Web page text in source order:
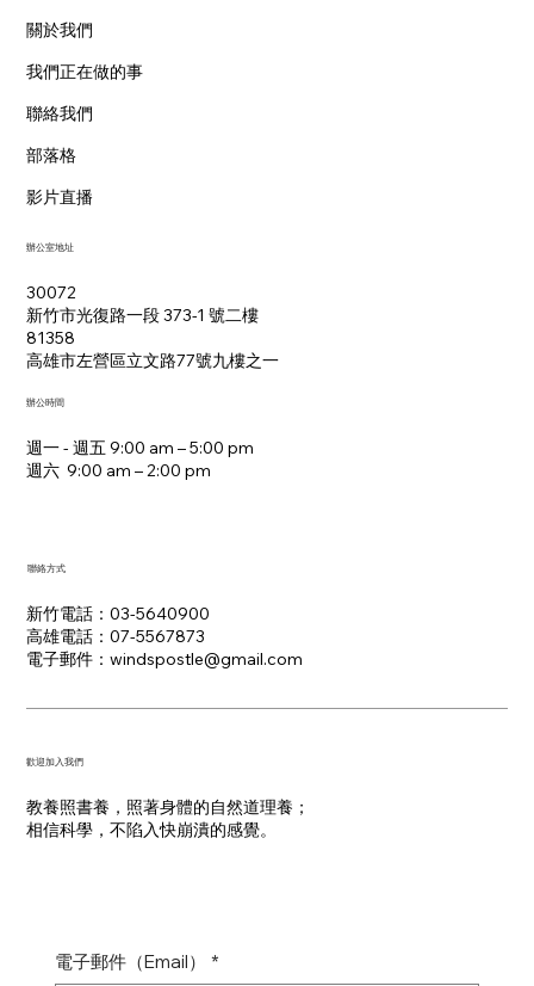
關於我們
我們正在做的事
聯絡我們
部落格
影片直播
辦公室地址
30072
新竹市光復路一段 373-1 號二樓
81358
​高雄市左營區立文路77號九樓之一
週一 - 週五 9:00 am – 5:00 pm
週六 9:00 am – 2:00 pm​
辦公時間
新竹電話：03-5640900
高雄電話：07-5567873
電子郵件：​windspostle@gmail.com
聯絡方式
​歡迎加入我們
教養照書養，照著身體的自然道理養；
​相信科學，不陷入快崩潰的感覺。
電子郵件（Email） *